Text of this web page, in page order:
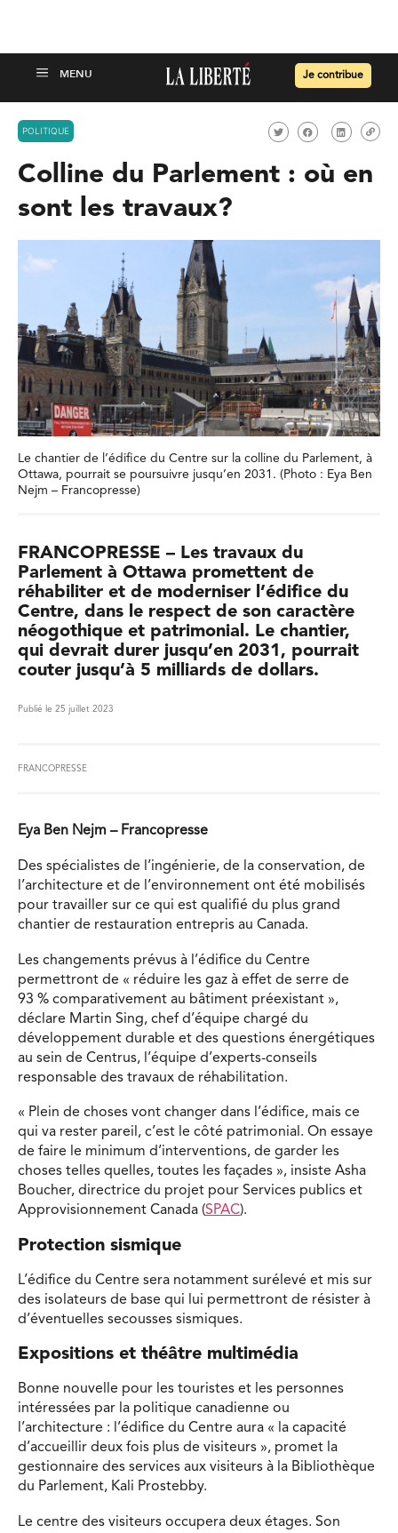
Je contribue
POLITIQUE
Colline du Parlement : où en
sont les travaux?
Le chantier de l’édifice du Centre sur la colline du Parlement, à
Ottawa, pourrait se poursuivre jusqu’en 2031. (Photo : Eya Ben
Nejm – Francopresse)
FRANCOPRESSE – Les travaux du
Parlement à Ottawa promettent de
réhabiliter et de moderniser l’édifice du
Centre, dans le respect de son caractère
néogothique et patrimonial. Le chantier,
qui devrait durer jusqu’en 2031, pourrait
couter jusqu’à 5 milliards de dollars.
Publié le 25 juillet 2023
FRANCOPRESSE
Eya Ben Nejm – Francopresse
Des spécialistes de l’ingénierie, de la conservation, de
l’architecture et de l’environnement ont été mobilisés
pour travailler sur ce qui est qualifié du plus grand
chantier de restauration entrepris au Canada.
Les changements prévus à l’édifice du Centre
permettront de « réduire les gaz à effet de serre de
93 % comparativement au bâtiment préexistant »,
déclare Martin Sing, chef d’équipe chargé du
développement durable et des questions énergétiques
au sein de Centrus, l’équipe d’experts-conseils
responsable des travaux de réhabilitation.
« Plein de choses vont changer dans l’édifice, mais ce
qui va rester pareil, c’est le côté patrimonial. On essaye
de faire le minimum d’interventions, de garder les
choses telles quelles, toutes les façades », insiste Asha
Boucher, directrice du projet pour Services publics et
Approvisionnement Canada (SPAC).
Protection sismique
L’édifice du Centre sera notamment surélevé et mis sur
des isolateurs de base qui lui permettront de résister à
d’éventuelles secousses sismiques.
Expositions et théâtre multimédia
Bonne nouvelle pour les touristes et les personnes
intéressées par la politique canadienne ou
l’architecture : l’édifice du Centre aura « la capacité
d’accueillir deux fois plus de visiteurs », promet la
gestionnaire des services aux visiteurs à la Bibliothèque
du Parlement, Kali Prostebby.
Le centre des visiteurs occupera deux étages. Son